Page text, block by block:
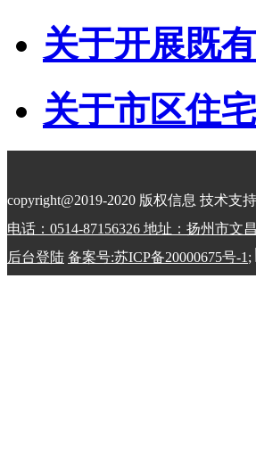
关于开展既
关于市区住
copyright@2019-2020 版权信息 技术支持
电话：0514-87156326 地址：扬州市文
后台登陆 备案号:苏ICP备20000675号-1;